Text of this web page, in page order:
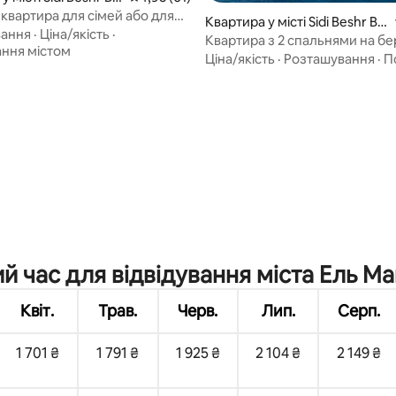
5, відгуки: 9
для сімей або для
статі
· Ціна/якість ·
містом
Квартира у місті Sidi Beshr Ba
hri
Квартира з 2 спальнями на
| Панорамний вид на море
Ціна/якість · Розташування ·
час для відвідування міста Ель
Квіт. Трав. Черв. Лип. Серп.
1 701 ₴ 1 791 ₴ 1 925 ₴ 2 104 ₴ 2 149 ₴